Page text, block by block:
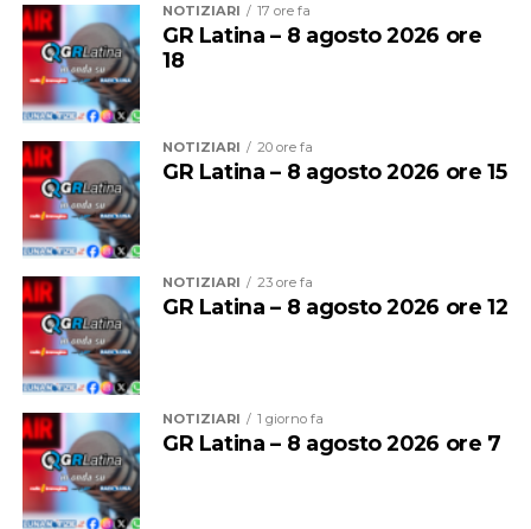
Per entrambe le giornate sarà quindi vietato
campeggiare e accendere fuochi o falò
spiagge del litorale comunale.
Sono inoltre vietate la vendita e la somministrazione di
bevande alcoliche nei pubblici esercizi, compresi gli
stabilimenti balneari, dalle
NOTIZIARI 17 ore fa
GR Latina – 8 agosto 2026 ore
18
NOTIZIARI 20 ore fa
GR Latina – 8 agosto 2026 ore 15
NOTIZIARI 23 ore fa
GR Latina – 8 agosto 2026 ore 12
NOTIZIARI 1 giorno fa
GR Latina – 8 agosto 2026 ore 7